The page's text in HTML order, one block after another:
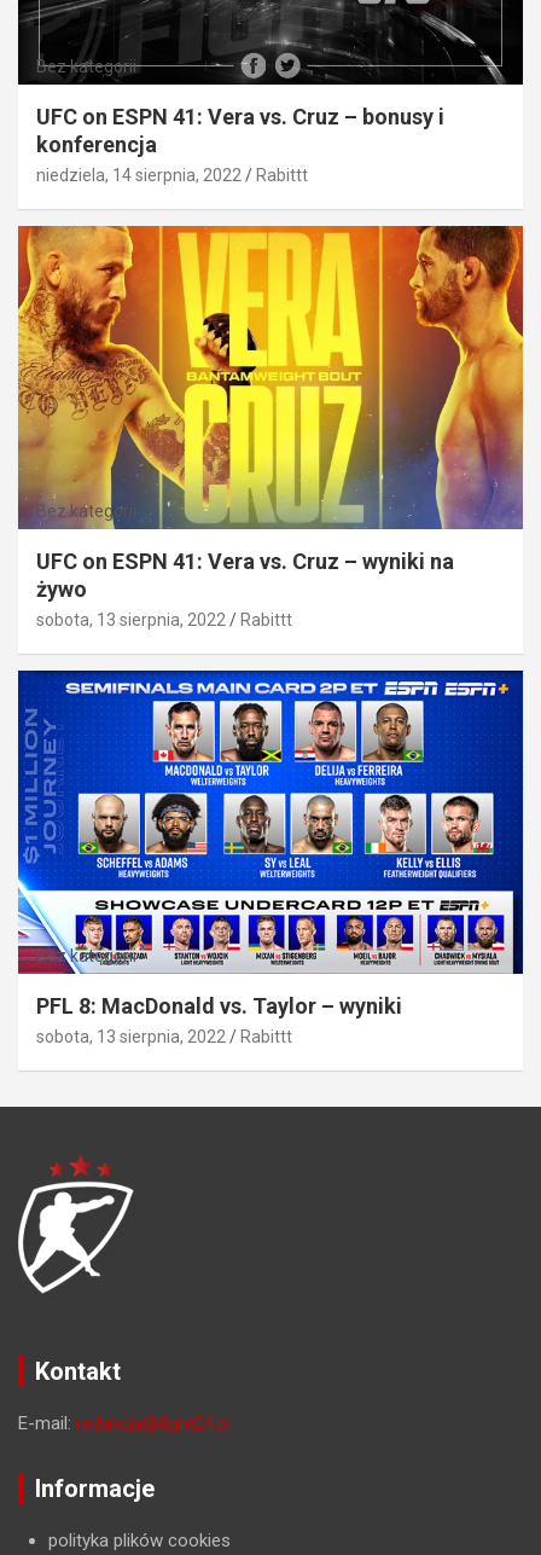
Bez kategorii
UFC on ESPN 41: Vera vs. Cruz – bonusy i
konferencja
niedziela, 14 sierpnia, 2022 Rabittt
Bez kategorii
UFC on ESPN 41: Vera vs. Cruz – wyniki na
żywo
sobota, 13 sierpnia, 2022 Rabittt
Bez kategorii
PFL 8: MacDonald vs. Taylor – wyniki
sobota, 13 sierpnia, 2022 Rabittt
Kontakt
E-mail: redakcja@fight24.pl
Informacje
polityka plików cookies